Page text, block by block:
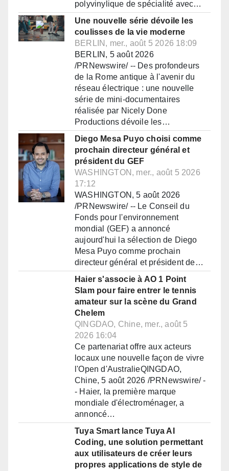
polyvinylique de spécialité avec…
Une nouvelle série dévoile les
coulisses de la vie moderne
BERLIN, mer., août 5 2026 18:09
BERLIN, 5 août 2026
/PRNewswire/ -- Des profondeurs
de la Rome antique à l'avenir du
réseau électrique : une nouvelle
série de mini-documentaires
réalisée par Nicely Done
Productions dévoile les…
Diego Mesa Puyo choisi comme
prochain directeur général et
président du GEF
WASHINGTON, mer., août 5 2026
17:12
WASHINGTON, 5 août 2026
/PRNewswire/ -- Le Conseil du
Fonds pour l'environnement
mondial (GEF) a annoncé
aujourd'hui la sélection de Diego
Mesa Puyo comme prochain
directeur général et président de…
Haier s'associe à AO 1 Point
Slam pour faire entrer le tennis
amateur sur la scène du Grand
Chelem
QINGDAO, Chine, mer., août 5
2026 16:04
Ce partenariat offre aux acteurs
locaux une nouvelle façon de vivre
l'Open d'AustralieQINGDAO,
Chine, 5 août 2026 /PRNewswire/ -
- Haier, la première marque
mondiale d'électroménager, a
annoncé…
Tuya Smart lance Tuya AI
Coding, une solution permettant
aux utilisateurs de créer leurs
propres applications de style de